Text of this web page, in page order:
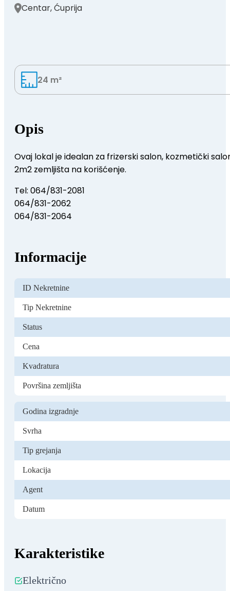
Centar, Ćuprija
24 m²
Opis
Ovaj lokal je idealan za frizerski salon, kozmetički
2m2 zemljišta na korišćenje.
Tel: 064/831-2081
064/831-2062
064/831-2064
Informacije
ID Nekretnine
Tip Nekretnine
Status
Cena
Kvadratura
Površina zemljišta
Godina izgradnje
Svrha
Tip grejanja
Lokacija
Agent
Datum
Karakteristike
Električno